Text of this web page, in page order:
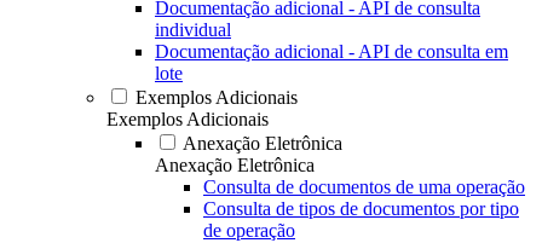
Documentação adicional - API de consulta
individual
Documentação adicional - API de consulta em
lote
Exemplos Adicionais
Exemplos Adicionais
Anexação Eletrônica
Anexação Eletrônica
Consulta de documentos de uma operação
Consulta de tipos de documentos por tipo
de operação